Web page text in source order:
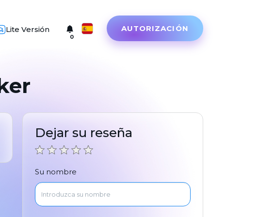
Lite Versión
0
Eesti
Español
Український
Deutsch
Български
AUTORIZACIÓN
Dejar su reseña
Su nombre